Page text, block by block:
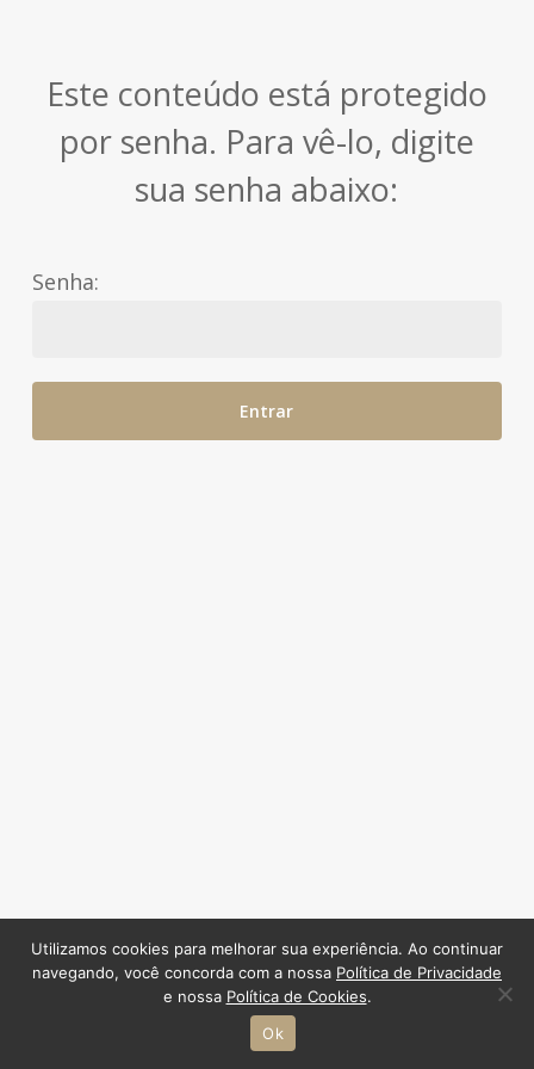
content
Este conteúdo está protegido
por senha. Para vê-lo, digite
sua senha abaixo:
Senha:
Menu
Utilizamos cookies para melhorar sua experiência. Ao continuar
navegando, você concorda com a nossa Política de Privacidade
e nossa Política de Cookies.
Ok